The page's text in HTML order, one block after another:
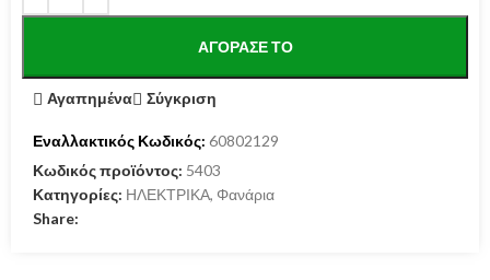
ΑΓΌΡΑΣΕ ΤΟ
Αγαπημένα Σύγκριση
Εναλλακτικός Κωδικός: 60802129
Κωδικός προϊόντος: 5403
Κατηγορίες: ΗΛΕΚΤΡΙΚΑ, Φανάρια
Share: